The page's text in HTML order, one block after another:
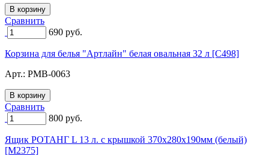
Сравнить
690 руб.
Корзина для белья "Артлайн" белая овальная 32 л [C498]
Арт.: PMB-0063
Сравнить
800 руб.
Ящик РОТАНГ L 13 л. с крышкой 370х280х190мм (белый)
[M2375]